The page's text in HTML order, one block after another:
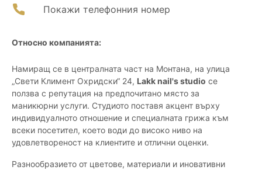
Покажи телефонния номер
Относно компанията:
Намиращ се в централната част на Монтана, на улица
„Свети Климент Охридски“ 24, Lakk nail's studio се
ползва с репутация на предпочитано място за
маникюрни услуги. Студиото поставя акцент върху
индивидуалното отношение и специалната грижа към
всеки посетител, което води до високо ниво на
удовлетвореност на клиентите и отлични оценки.
Разнообразието от цветове, материали и иновативни